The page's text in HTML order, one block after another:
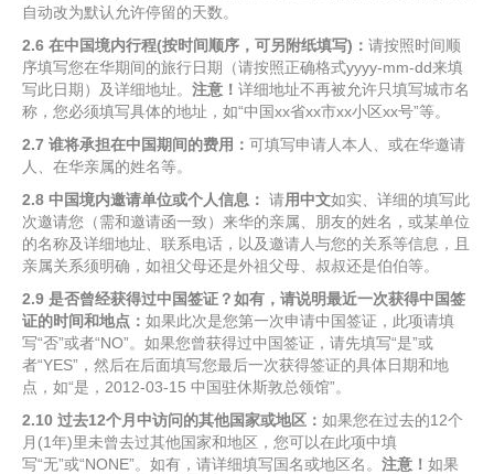
自动改为默认允许停留的天数。
2.6 在中国境内行程(按时间顺序，可另附纸填写) ： 请按照时间顺
序填写您在华期间的旅行日期（请按照正确格式yyyy-mm-dd来填
写此日期）及详细地址。 注意！ 详细地址不再被允许只填写城市名
称，您必须填写具体的地址，如“中国xx省xx市xx小区xx号”等。
2.7 谁将承担在中国期间的费用： 可填写申请人本人、或在华邀请
人、在华亲属的姓名等。
2.8 中国境内邀请单位或个人信息： 请用中文如实、详细的填写此
次邀请您（需和邀请函一致）来华的亲属、朋友的姓名，或某单位
的名称及详细地址、联系电话，以及邀请人与您的关系等信息，且
亲属关系须明确，如祖父母还是外祖父母、叔叔还是伯伯等。
2.9 是否曾经获得过中国签证？如有，请说明最近一次获得中国签
证的时间和地点： 如果此次是您第一次申请中国签证，此项请填
写“否”或者“NO”。如果您曾获得过中国签证，请先填写“是”或
者“YES”，然后在后面填写您最后一次获得签证的具体日期和地
点，如“是，2012-03-15 中国驻休斯敦总领馆”。
2.10 过去12个月中访问的其他国家或地区： 如果您在过去的12个
月(1年)里未曾去过其他国家和地区，您可以在此项中填
写“无”或“NONE”。如有，请详细填写国名或地区名。 注意！ 如果